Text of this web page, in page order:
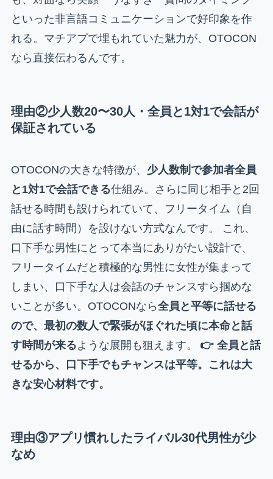
といった非言語コミュニケーションで好印象を作
れる。マチアプで埋もれていた魅力が、OTOCON
なら直接伝わるんです。
理由②少人数20〜30人・全員と1対1で会話が
保証されている
OTOCONの大きな特徴が、 少人数制で参加者全員
と1対1で会話できる仕組み。さらに同じ相手と2回
話せる時間も設けられていて、フリータイム（自
由に話す時間）を設けない方式なんです。 これ、
口下手な男性にとって本当にありがたい設計で、
フリータイムだと積極的な男性に女性が集まって
しまい、口下手な人は会話のチャンスすら掴めな
いことが多い。OTOCONなら全員と平等に話せる
ので、最初の数人で緊張がほぐれた頃に本命と話
す時間が来るような展開も狙えます。 👉 全員と話
せるから、口下手でもチャンスは平等。これは大
きな安心材料です。
理由③アプリ慣れしたライバル30代男性が少
なめ